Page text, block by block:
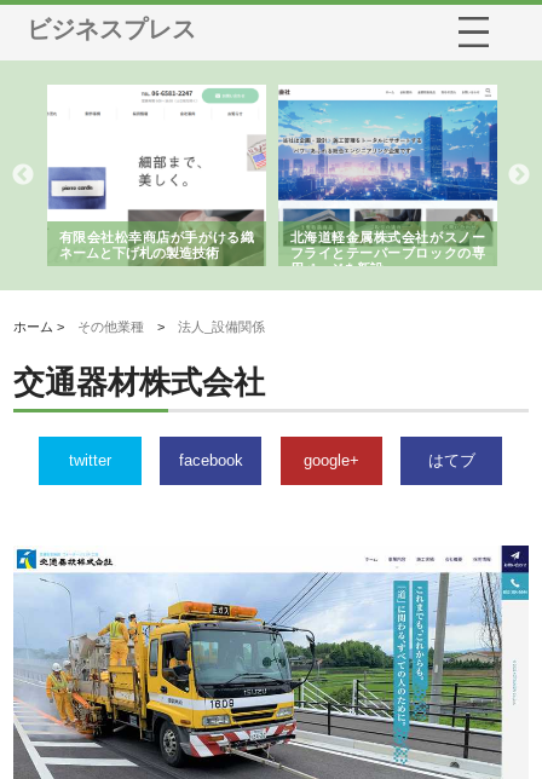
ビジネスプレス
有限会社松幸商店が手がける織
ネームと下げ札の製造技術
北海道軽金属株式会社がスノー
フライとテーパーブロックの専
用ページを新設
ホーム > その他業種 >法人_設備関係
交通器材株式会社
twitter facebook google+ はてブ